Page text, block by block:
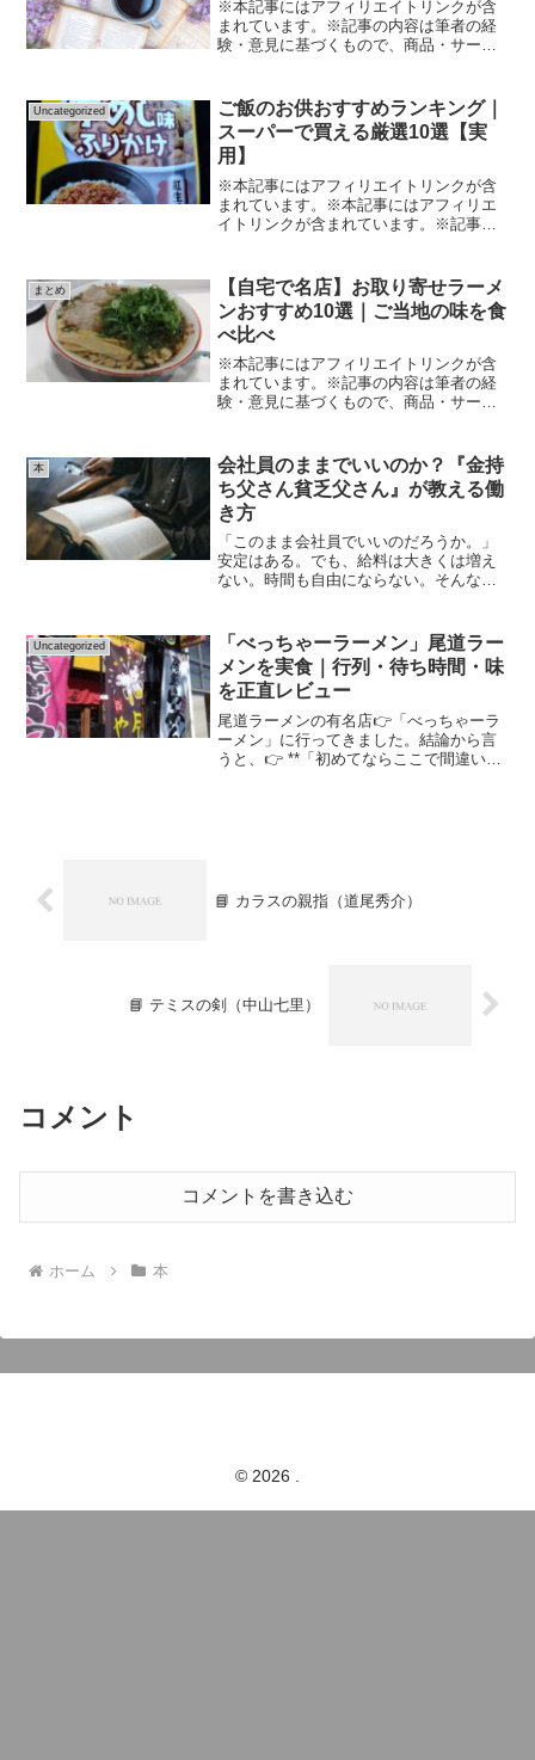
※本記事にはアフィリエイトリンクが含
まれています。※記事の内容は筆者の経
験・意見に基づくもので、商品・サービ
式情報・規約を必ず確認のうえ、自己責
任で行ってください。導入...
Uncategorized
ご飯のお供おすすめランキング｜
スーパーで買える厳選10選【実
用】
※本記事にはアフィリエイトリンクが含
まれています。※本記事にはアフィリエ
イトリンクが含まれています。※記事の
するものではありません。※サービスの
利用や購入は、公式情報・規...
まとめ
【自宅で名店】お取り寄せラーメ
ンおすすめ10選｜ご当地の味を食
べ比べ
※本記事にはアフィリエイトリンクが含
まれています。※記事の内容は筆者の経
験・意見に基づくもので、商品・サービ
式情報・規約を必ず確認のうえ、自己責
任で行ってください。くだ...
本
会社員のままでいいのか？『金持
ち父さん貧乏父さん』が教える働
き方
「このまま会社員でいいのだろうか。」
安定はある。でも、給料は大きくは増え
ない。時間も自由にならない。そんな疑
キ）です。この本は投資のテクニック本
ではありません。“お金の増...
Uncategorized
「べっちゃーラーメン」尾道ラー
メンを実食｜行列・待ち時間・味
を正直レビュー
尾道ラーメンの有名店👉「べっちゃーラ
ーメン」に行ってきました。結論から言
うと、👉 **「初めてならここで間違いな
📘 カラスの親指（道尾秀介）
📘 テミスの剣（中山七里）
コメント
コメントを書き込む
ホーム 本
© 2026 .